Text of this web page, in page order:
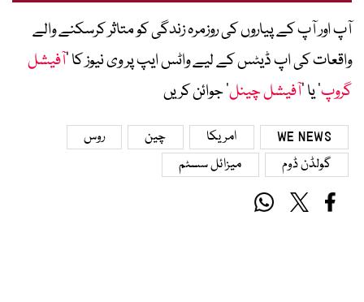
آپ اور آپ کے پیاروں کی روزمرہ زندگی کو متاثر کرسکنے والے
واقعات کی اپ ڈیٹس کے لیے واٹس ایپ پر وی نیوز کا ’آفیشل
گروپ‘ یا ’آفیشل چینل‘ جوائن کریں
WE NEWS امریکا چین
روس
گولڈن ڈوم
میزائل سسٹم